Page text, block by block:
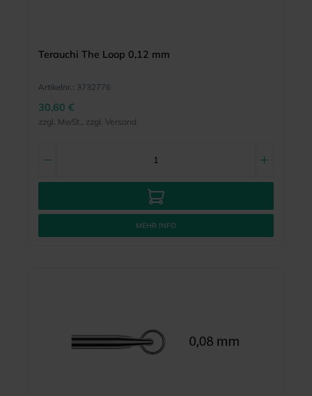
Terauchi The Loop 0,12 mm
Artikelnr.: 3732776
30,60 €
zzgl. MwSt., zzgl. Versand
MEHR INFO